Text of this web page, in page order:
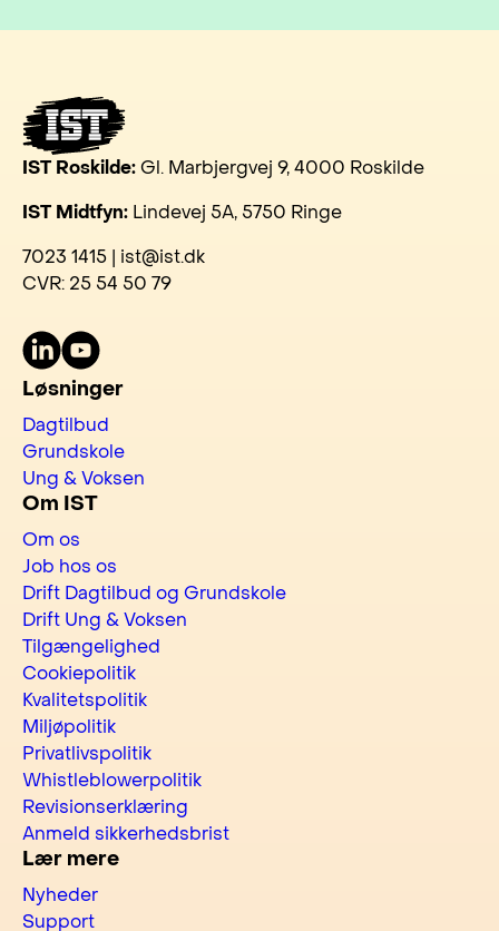
IST Roskilde:Gl. Marbjergvej 9, 4000 Roskilde
IST Midtfyn: Lindevej 5A, 5750 Ringe
7023 1415 | ist@ist.dk
CVR: 25 54 50 79
LinkedInYoutube
Løsninger
Dagtilbud
Grundskole
Ung & Voksen
Om IST
Om os
Job hos os
Drift Dagtilbud og Grundskole
Drift Ung & Voksen
Tilgængelighed
Cookiepolitik
Kvalitetspolitik
Miljøpolitik
Privatlivspolitik
Whistleblowerpolitik
Revisionserklæring
Anmeld sikkerhedsbrist
Lær mere
Nyheder
Support